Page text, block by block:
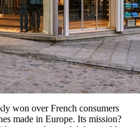
won over French consumers
made in Europe. Its mission?